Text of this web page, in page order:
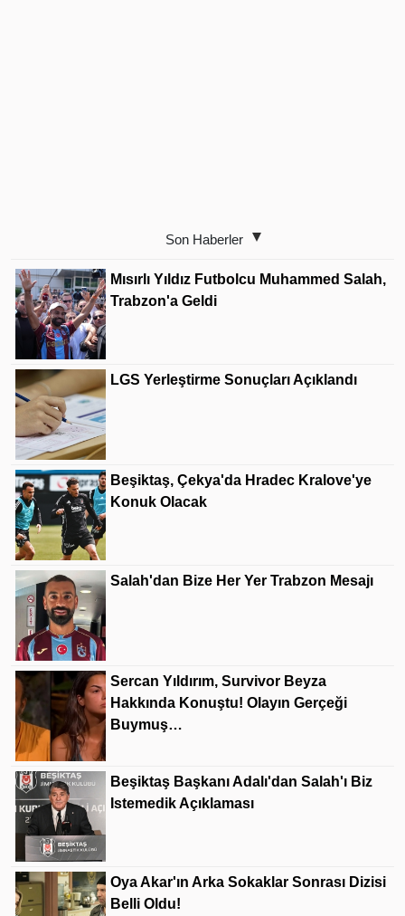
Son Haberler
Mısırlı Yıldız Futbolcu Muhammed Salah,
Trabzon'a Geldi
LGS Yerleştirme Sonuçları Açıklandı
Beşiktaş, Çekya'da Hradec Kralove'ye
Konuk Olacak
Salah'dan Bize Her Yer Trabzon Mesajı
Sercan Yıldırım, Survivor Beyza
Hakkında Konuştu! Olayın Gerçeği
Buymuş…
Beşiktaş Başkanı Adalı'dan Salah'ı Biz
Istemedik Açıklaması
Oya Akar'ın Arka Sokaklar Sonrası Dizisi
Belli Oldu!